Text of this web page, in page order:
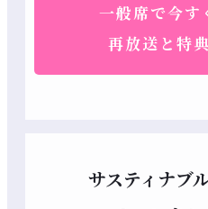
一般席で今す
再放送と特
サスティナブ